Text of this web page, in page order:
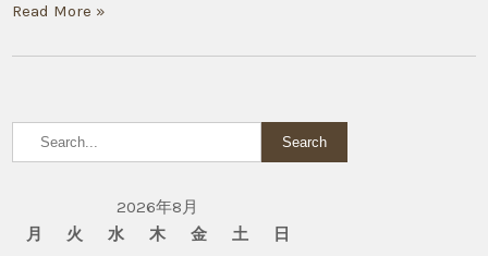
Read More »
2026年8月
月
火 水 木 金 土
日